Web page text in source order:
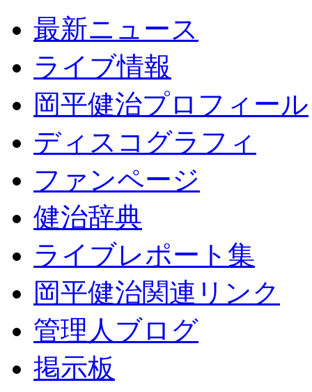
最新ニュース
ライブ情報
岡平健治プロフィール
ディスコグラフィ
ファンページ
健治辞典
ライブレポート集
岡平健治関連リンク
管理人ブログ
掲示板